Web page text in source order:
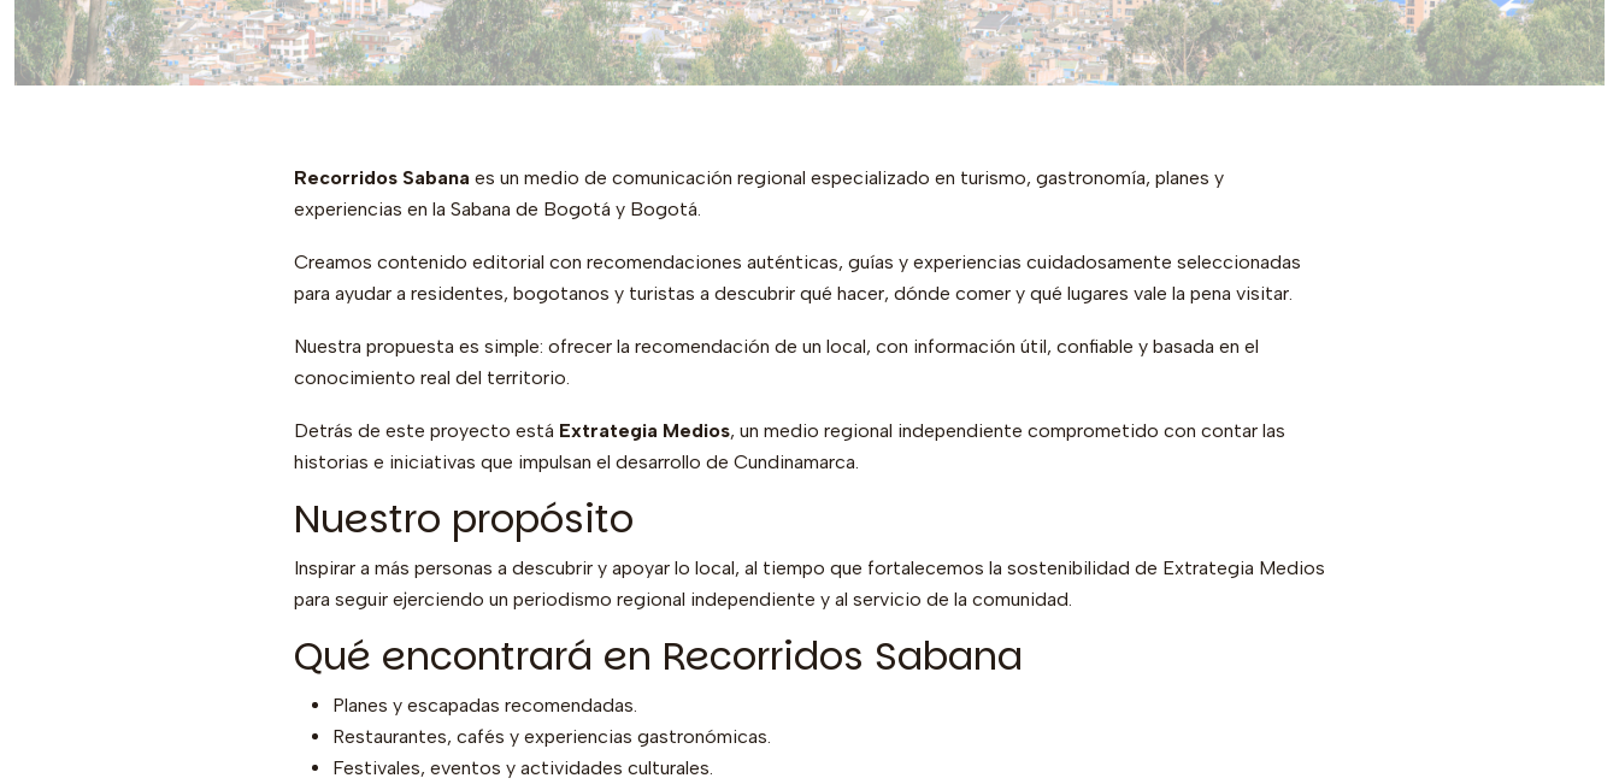
Recorridos Sabana es un medio de comunicación regional especializado en turismo, gastronomía, planes y
experiencias en la Sabana de Bogotá y Bogotá.
Creamos contenido editorial con recomendaciones auténticas, guías y experiencias cuidadosamente seleccionadas
para ayudar a residentes, bogotanos y turistas a descubrir qué hacer, dónde comer y qué lugares vale la pena visitar.
Nuestra propuesta es simple: ofrecer la recomendación de un local, con información útil, confiable y basada en el
conocimiento real del territorio.
Detrás de este proyecto está Extrategia Medios, un medio regional independiente comprometido con contar las
historias e iniciativas que impulsan el desarrollo de Cundinamarca.
Nuestro propósito
Inspirar a más personas a descubrir y apoyar lo local, al tiempo que fortalecemos la sostenibilidad de Extrategia Medios
para seguir ejerciendo un periodismo regional independiente y al servicio de la comunidad.
Qué encontrará en Recorridos Sabana
Planes y escapadas recomendadas.
Restaurantes, cafés y experiencias gastronómicas.
Festivales, eventos y actividades culturales.